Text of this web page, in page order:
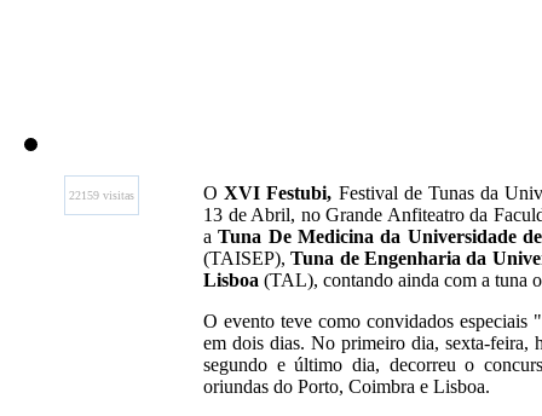
22159 visitas OXVI Festubi, Festival de Tunas da
13 de Abril, no Grande Anfiteatro da
aTuna De Medicina da Universidade
(TAISEP),Tuna de Engenharia da
Lisboa (TAL), contando ainda com a tuna
O evento teve como convidados especiais "
em dois dias. No primeiro dia, sexta-feira,
segundo e último dia, decorreu o
oriundas do Porto, Coimbra e Lisboa.